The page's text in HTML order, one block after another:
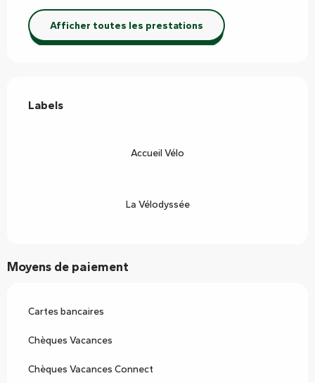
Afficher toutes les prestations
Labels
Labels
Accueil Vélo
La Vélodyssée
Moyens de paiement
Cartes bancaires
Chèques Vacances
Chèques Vacances Connect